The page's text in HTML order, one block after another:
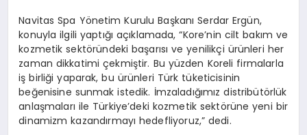
Navitas Spa Yönetim Kurulu Başkanı Serdar Ergün,
konuyla ilgili yaptığı açıklamada, “Kore’nin cilt bakım ve
kozmetik sektöründeki başarısı ve yenilikçi ürünleri her
zaman dikkatimi çekmiştir. Bu yüzden Koreli firmalarla
iş birliği yaparak, bu ürünleri Türk tüketicisinin
beğenisine sunmak istedik. İmzaladığımız distribütörlük
anlaşmaları ile Türkiye’deki kozmetik sektörüne yeni bir
dinamizm kazandırmayı hedefliyoruz,” dedi.